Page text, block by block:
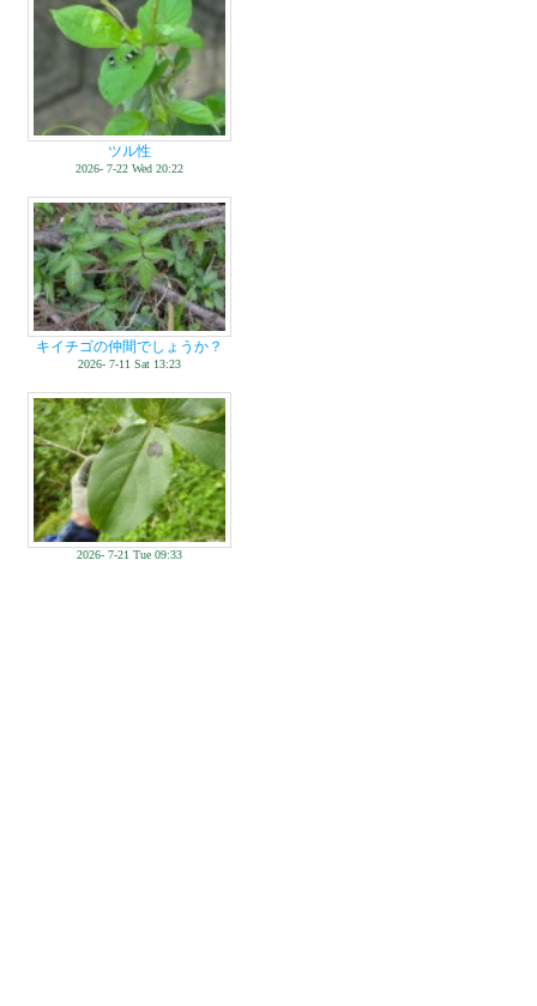
ツル性
2026- 7-22 Wed 20:22
キイチゴの仲間でしょうか？
2026- 7-11 Sat 13:23
2026- 7-21 Tue 09:33